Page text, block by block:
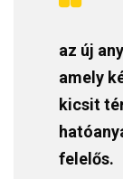
az új
amely
kicsit
felelős.